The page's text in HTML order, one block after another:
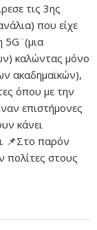
τις 3ης
που είχε
5G¨(μια
καλώντας μόνο
ακαδημαϊκών),
όπου με την
επιστήμονες
κάνει
📌Στο παρόν
πολίτες στους